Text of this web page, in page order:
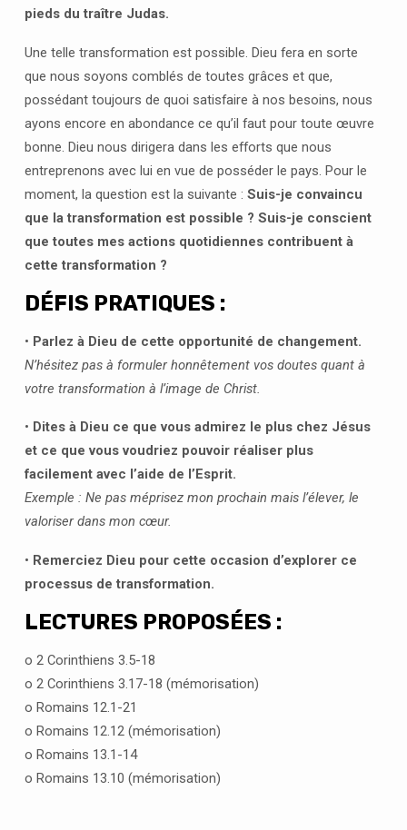
pieds du traître Judas.
Une telle transformation est possible. Dieu fera en sorte
que nous soyons comblés de toutes grâces et que,
possédant toujours de quoi satisfaire à nos besoins, nous
ayons encore en abondance ce qu’il faut pour toute œuvre
bonne. Dieu nous dirigera dans les efforts que nous
entreprenons avec lui en vue de posséder le pays. Pour le
moment, la question est la suivante : Suis-je convaincu
que la transformation est possible ? Suis-je conscient
que toutes mes actions quotidiennes contribuent à
cette transformation ?
DÉFIS PRATIQUES :
• Parlez à Dieu de cette opportunité de changement.
N’hésitez pas à formuler honnêtement vos doutes quant à
votre transformation à l’image de Christ.
• Dites à Dieu ce que vous admirez le plus chez Jésus
et ce que vous voudriez pouvoir réaliser plus
facilement avec l’aide de l’Esprit.
Exemple : Ne pas méprisez mon prochain mais l’élever, le
valoriser dans mon cœur.
• Remerciez Dieu pour cette occasion d’explorer ce
processus de transformation.
LECTURES PROPOSÉES :
o 2 Corinthiens 3.5-18
o 2 Corinthiens 3.17-18 (mémorisation)
o Romains 12.1-21
o Romains 12.12 (mémorisation)
o Romains 13.1-14
o Romains 13.10 (mémorisation)